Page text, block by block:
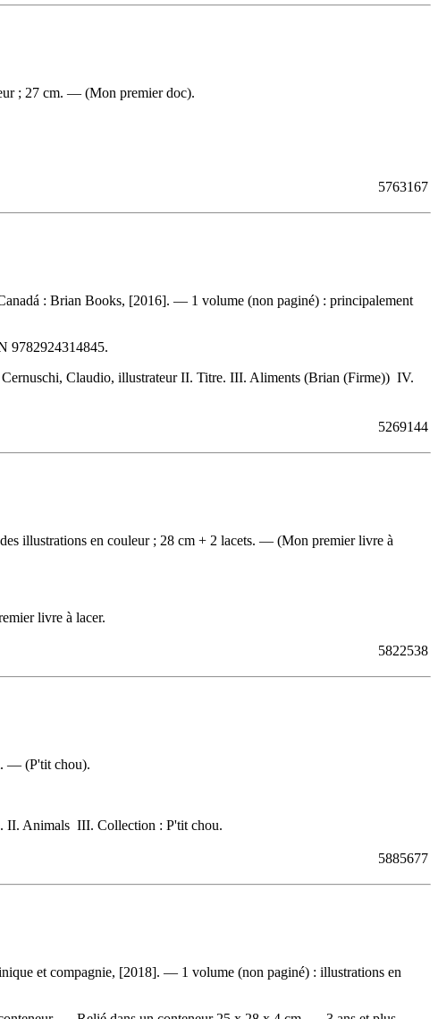
; 27 cm. — (Mon premier doc).
5763167
: Brian Books, [2016]. — 1 volume (non paginé) : principalement
9782924314845.
Claudio, illustrateur II. Titre. III. Aliments (Brian (Firme)) IV.
5269144
illustrations en couleur ; 28 cm + 2 lacets. — (Mon premier livre à
livre à lacer.
5822538
— (P'tit chou).
II. Animals III. Collection : P'tit chou.
5885677
et compagnie, [2018]. — 1 volume (non paginé) : illustrations en